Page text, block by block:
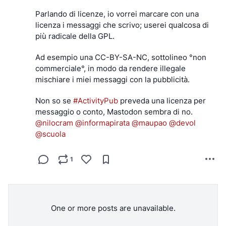
nel suo libro "Rebel Code" e dimostra che
l'uccisione di progetti open source e
decentralizzati è un obiettivo davvero
causato dalla sfortuna.
Microsoft ha utilizzato una tattica simile per
assicurarsi il dominio nel mercato dell'office con
Microsoft Office, utilizzando formati proprietari (un
formato di file può essere visto come un protocollo
per lo scambio di dati). Quando le alternative
(OpenOffice e poi LibreOffice) sono diventate
abbastanza brave ad aprire i formati doc/xls/ppt,
definito "aperto e standardizzato". Il formato era, di
specifiche!) e, soprattutto, sbagliato. Sì, sono stati
significa che un software che implementa il
Parlando di licenze, io vorrei marcare con una
licenza i messaggi che scrivo; userei qualcosa di
più radicale della GPL.
Ad esempio una CC-BY-SA-NC, sottolineo °non
commerciale°, in modo da rendere illegale
mischiare i miei messaggi con la pubblicità.
Non so se #ActivityPub preveda una licenza per
messaggio o conto, Mastodon sembra di no.
@nilocram @informapirata @maupao @devol
@scuola
1
One or more posts are unavailable.